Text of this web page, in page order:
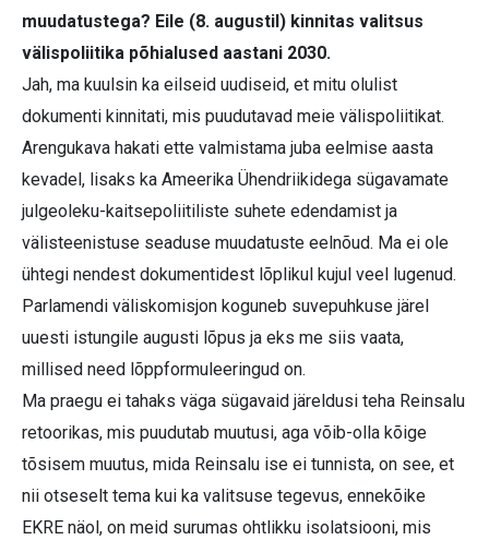
muudatustega? Eile (8. augustil) kinnitas valitsus
välispoliitika põhialused aastani 2030.
Jah, ma kuulsin ka eilseid uudiseid, et mitu olulist
dokumenti kinnitati, mis puudutavad meie välispoliitikat.
Arengukava hakati ette valmistama juba eelmise aasta
kevadel, lisaks ka Ameerika Ühendriikidega sügavamate
julgeoleku-kaitsepoliitiliste suhete edendamist ja
välisteenistuse seaduse muudatuste eelnõud. Ma ei ole
ühtegi nendest dokumentidest lõplikul kujul veel lugenud.
Parlamendi väliskomisjon koguneb suvepuhkuse järel
uuesti istungile augusti lõpus ja eks me siis vaata,
millised need lõppformuleeringud on.
Ma praegu ei tahaks väga sügavaid järeldusi teha Reinsalu
retoorikas, mis puudutab muutusi, aga võib-olla kõige
tõsisem muutus, mida Reinsalu ise ei tunnista, on see, et
nii otseselt tema kui ka valitsuse tegevus, ennekõike
EKRE näol, on meid surumas ohtlikku isolatsiooni, mis